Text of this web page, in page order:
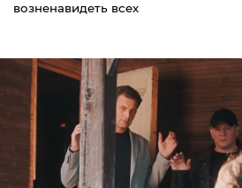
возненавидеть всех